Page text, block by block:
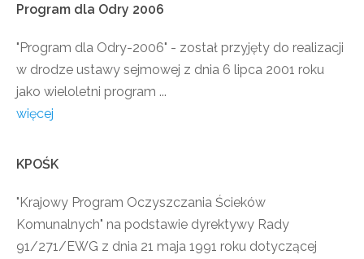
Program dla Odry 2006
"Program dla Odry-2006" - został przyjęty do realizacji
w drodze ustawy sejmowej z dnia 6 lipca 2001 roku
jako wieloletni program ...
więcej
KPOŚK
"Krajowy Program Oczyszczania Ścieków
Komunalnych" na podstawie dyrektywy Rady
91/271/EWG z dnia 21 maja 1991 roku dotyczącej